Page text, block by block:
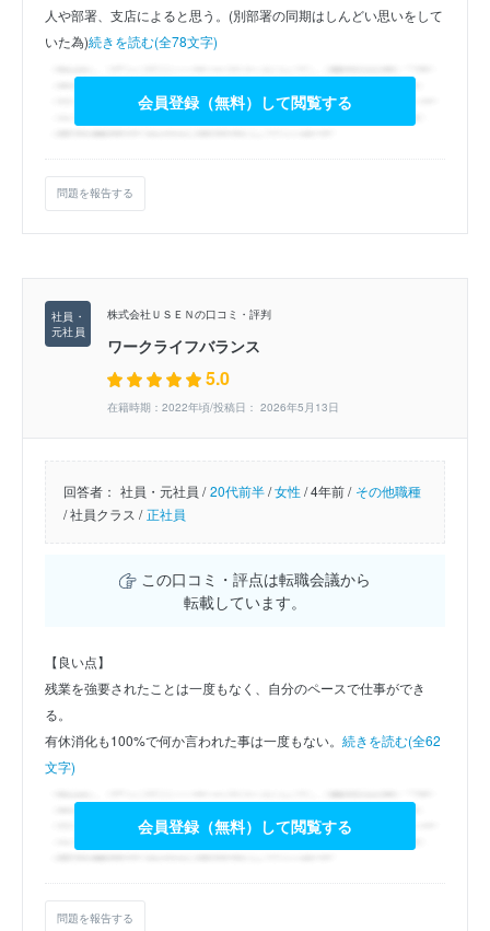
人や部署、支店によると思う。(別部署の同期はしんどい思いをして
いた為)続きを読む(全78文字)
会員登録（無料）して閲覧する
問題を報告する
株式会社ＵＳＥＮの口コミ・評判
ワークライフバランス
5.0
在籍時期：2022年頃/投稿日： 2026年5月13日
回答者： 社員・元社員 / 20代前半/女性/4年前 / その他職種
/社員クラス / 正社員
この口コミ・評点は転職会議から
転載しています。
【良い点】
残業を強要されたことは一度もなく、自分のペースで仕事ができ
る。
有休消化も100%で何か言われた事は一度もない。 続きを読む(全62
文字)
会員登録（無料）して閲覧する
問題を報告する